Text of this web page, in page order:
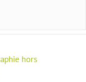
hors